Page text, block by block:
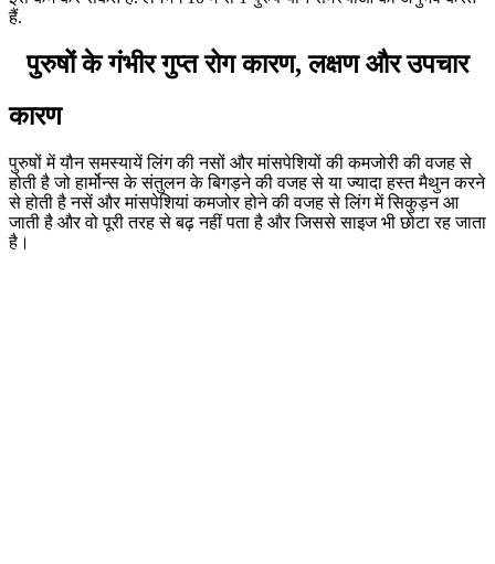
हैं.
पुरुषों के गंभीर गुप्त रोग कारण, लक्षण और उपचार
कारण
पुरुषों में यौन समस्यायें लिंग की नसों और मांसपेशियों की कमजोरी की वजह से
होती है जो हार्मोन्स के संतुलन के बिगड़ने की वजह से या ज्यादा हस्त मैथुन करने
से होती है नसें और मांसपेशियां कमजोर होने की वजह से लिंग में सिकुड़न आ
जाती है और वो पूरी तरह से बढ़ नहीं पता है और जिससे साइज भी छोटा रह जाता
है।